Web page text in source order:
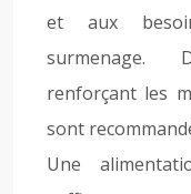
et aux
surmenage.
renforçant les
sont
Une